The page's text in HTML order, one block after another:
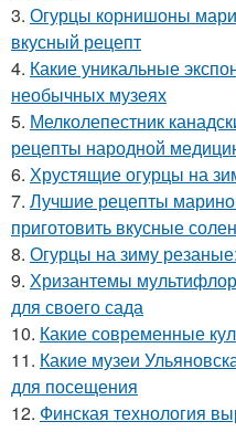
3. Огурцы корнишоны
вкусный рецепт
4. Какие уникальные
необычных музеях
5. Мелколепестник
рецепты народной
6. Хрустящие огурцы на
7. Лучшие рецепты
приготовить вкусные
8. Огурцы на зиму
9. Хризантемы
для своего сада
10. Какие современные
11. Какие музеи
для посещения
12. Финская технология